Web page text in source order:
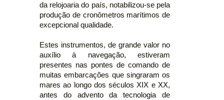
da relojoaria do país, notabilizou-se pela
produção de cronômetros marítimos de
excepcional qualidade.
Estes instrumentos, de grande valor no
auxílio à navegação, estiveram
presentes nas pontes de comando de
muitas embarcações que singraram os
mares ao longo dos séculos XIX e XX,
antes do advento da tecnologia de